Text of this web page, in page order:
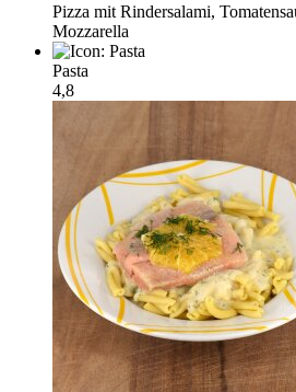
Pizza mit Rindersalami,
Mozzarella
Pasta
4,8